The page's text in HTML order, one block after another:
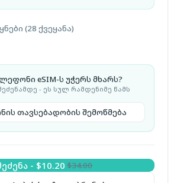
(28 ქვეყანა)
eSIM-ს უჭერს მხარს?
- ეს სულ რამდენიმე წამს
თავსებადობის შემოწმება
- $10.20 $34.00